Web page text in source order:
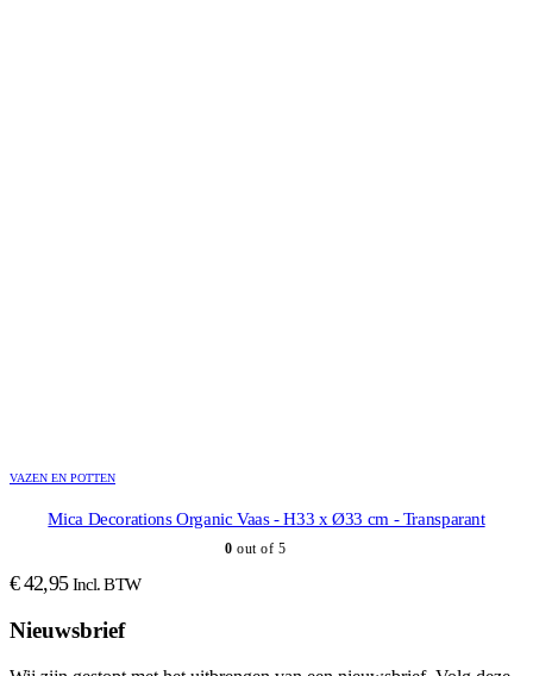
VAZEN EN POTTEN
Mica Decorations Organic Vaas - H33 x Ø33 cm - Transparant
0 out of 5
€42,95 Incl. BTW
Nieuwsbrief